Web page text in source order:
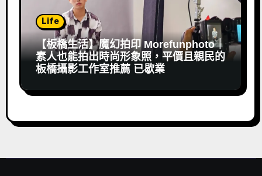
Life
【板橋生活】魔幻拍印 Morefunphoto｜
素人也能拍出時尚形象照，平價且親民的
板橋攝影工作室推薦 已歇業